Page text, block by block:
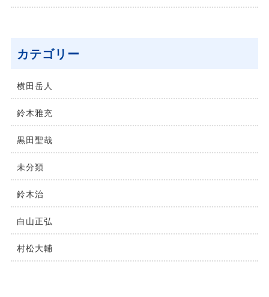
カテゴリー
横⽥岳⼈
鈴木雅充
黒田聖哉
未分類
鈴⽊治
⽩⼭正弘
村松⼤輔